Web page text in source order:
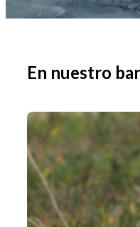
En nuestro